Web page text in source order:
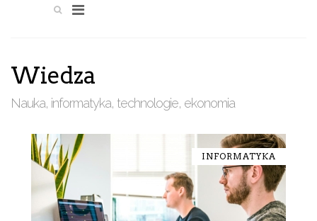
Wiedza
Nauka, informatyka, technologie, ekonomia
INFORMATYKA